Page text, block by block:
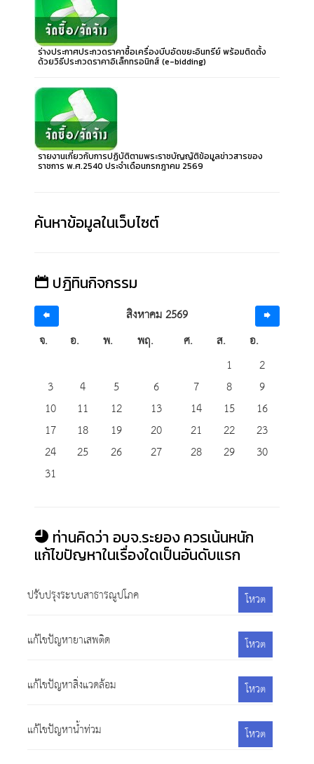
ร่างประกาศประกวดราคาซื้อเครื่องบีบอัดขยะอินทรีย์ พร้อมติดตั้ง
ด้วยวิธีประกวดราคาอิเล็กทรอนิกส์ (e-bidding)
รายงานเกี่ยวกับการปฏิบัติตามพระราชบัญญัติข้อมูลข่าวสารของ
ราชการ พ.ศ.2540 ประจำเดือนกรกฎาคม 2569
ค้นหาข้อมูลในเว็บไซต์
ปฎิทินกิจกรรม
สิงหาคม 2569
จ.
อ. พ. พฤ. ศ. ส.
อ.
1
2
3
4 5 6 7 8
9
10
11 12 13 14 15
16
17
18 19 20 21 22
23
24
25 26 27 28 29
30
31
ท่านคิดว่า อบจ.ระยอง ควรเน้นหนัก
แก้ไขปัญหาในเรื่องใดเป็นอันดับแรก
ปรับปรุงระบบสาธารณูปโภค โหวต
แก้ไขปัญหายาเสพติด โหวต
แก้ไขปัญหาสิ่งแวดล้อม โหวต
แก้ไขปัญหาน้ำท่วม โหวต